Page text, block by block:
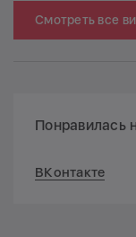
Смотреть все
Понравилась
ВКонтакте